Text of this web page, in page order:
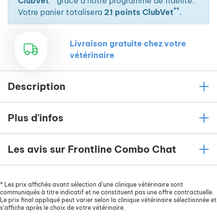
Votre panier totalisera 21 points ClubVet**.
Livraison gratuite chez votre
vétérinaire
Description
Plus d'infos
Les avis sur Frontline Combo Chat
* Les prix affichés avant sélection d’une clinique vétérinaire sont
communiqués à titre indicatif et ne constituent pas une offre contractuelle.
Le prix final appliqué peut varier selon la clinique vétérinaire sélectionnée et
s’affiche après le choix de votre vétérinaire.